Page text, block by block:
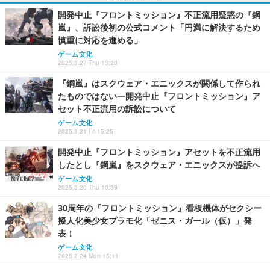
開発中止『フロントミッション』不正流用疑惑の『鋼
嵐』、訴訟後初の公式コメント「円満に解決するため
慎重に対応を進める」
ゲーム文化
2025.3.27 Thu 13:20
『鋼嵐』はスクウェア・エニックスが関係して作られ
たものではない―開発中止『フロントミッション』ア
セット不正流用の訴訟について
ゲーム文化
2025.3.21 Fri 15:25
開発中止『フロントミッション』アセットを不正流用
したとし『鋼嵐』をスクウェア・エニックスが提訴へ
ゲーム文化
2025.3.20 Thu 10:39
30周年の『フロントミッション』看板機体がセクシー
擬人化美少女プラモ化「ゼニス・ガール（仮）」発
表！
ゲーム文化
2025.2.24 Mon 15:11